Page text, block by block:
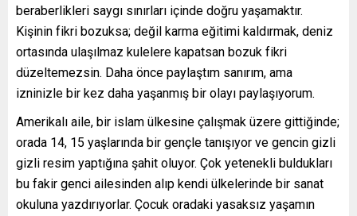
beraberlikleri saygı sınırları içinde doğru yaşamaktır.
Kişinin fikri bozuksa; değil karma eğitimi kaldırmak, deniz
ortasında ulaşılmaz kulelere kapatsan bozuk fikri
düzeltemezsin. Daha önce paylaştım sanırım, ama
izninizle bir kez daha yaşanmış bir olayı paylaşıyorum.
Amerikalı aile, bir islam ülkesine çalışmak üzere gittiğinde;
orada 14, 15 yaşlarında bir gençle tanışıyor ve gencin gizli
gizli resim yaptığına şahit oluyor. Çok yetenekli buldukları
bu fakir genci ailesinden alıp kendi ülkelerinde bir sanat
okuluna yazdırıyorlar. Çocuk oradaki yasaksız yaşamın